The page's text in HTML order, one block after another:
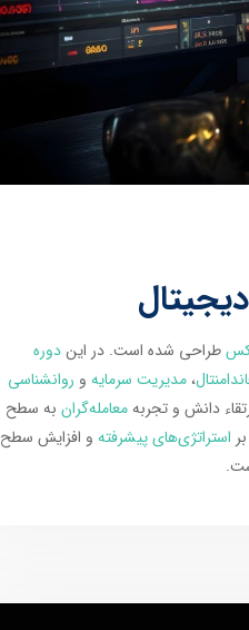
طراحی شده است. در ایندوره
، مدیریت سرمایه و روانشناسی
دانش و تجربهمعامله‌گران به سطح
استراتژی‌های پیشرفته و افزایش سطح